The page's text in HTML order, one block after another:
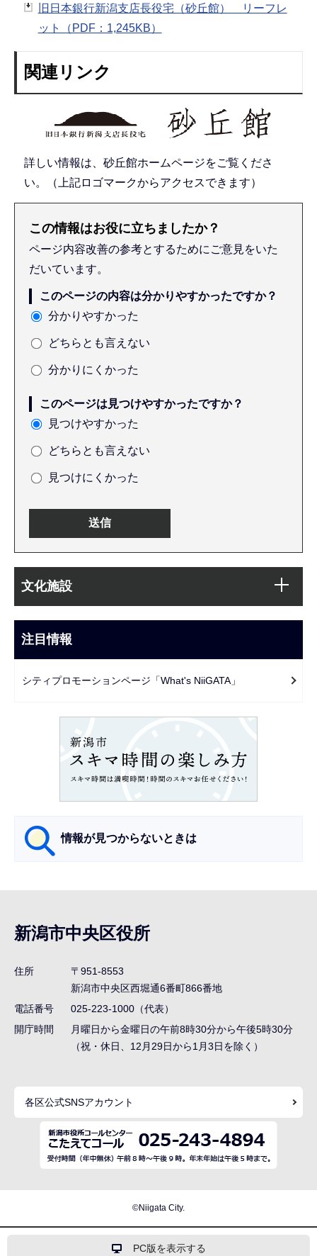
旧日本銀行新潟支店長役宅（砂丘館） リーフレ
ット（PDF：1,245KB）
関連リンク
詳しい情報は、砂丘館ホームページをご覧くださ
い。（上記ロゴマークからアクセスできます）
この情報はお役に立ちましたか？
ページ内容改善の参考とするためにご意見をいた
だいています。
このページの内容は分かりやすかったですか？
分かりやすかった
どちらとも言えない
分かりにくかった
このページは見つけやすかったですか？
見つけやすかった
どちらとも言えない
見つけにくかった
文
こ
ま
で
ブ
ビ
ー
文化施設
注目情報
シティプロモーションページ「What's NiiGATA」
情報が見つからないときは
ナ
ビ
ゲ
シ
ョ
ま
新潟市中央区役所
住所
〒951-8553
新潟市中央区西堀通6番町866番地
電話番号
025-223-1000（代表）
開庁時間
月曜日から金曜日の午前8時30分から午後5時30分
（祝・休日、12月29日から1月3日を除く）
各区公式SNSアカウント
©Niigata City.
PC版を表示する